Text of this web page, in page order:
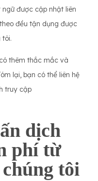
được cập nhật liên
đều tận dụng được
tôi.
thêm thắc mắc và
lại, bạn có thể liên hệ
truy cập
dịch
phí từ
tôi